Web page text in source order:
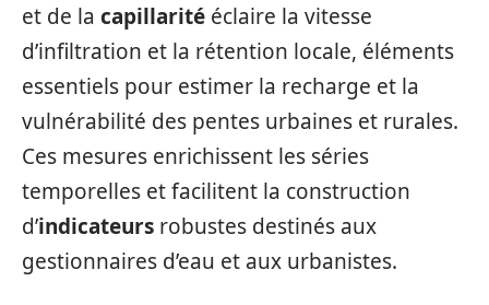
et de la capillarité éclaire la vitesse
d’infiltration et la rétention locale, éléments
essentiels pour estimer la recharge et la
vulnérabilité des pentes urbaines et rurales.
Ces mesures enrichissent les séries
temporelles et facilitent la construction
d’indicateurs robustes destinés aux
gestionnaires d’eau et aux urbanistes.